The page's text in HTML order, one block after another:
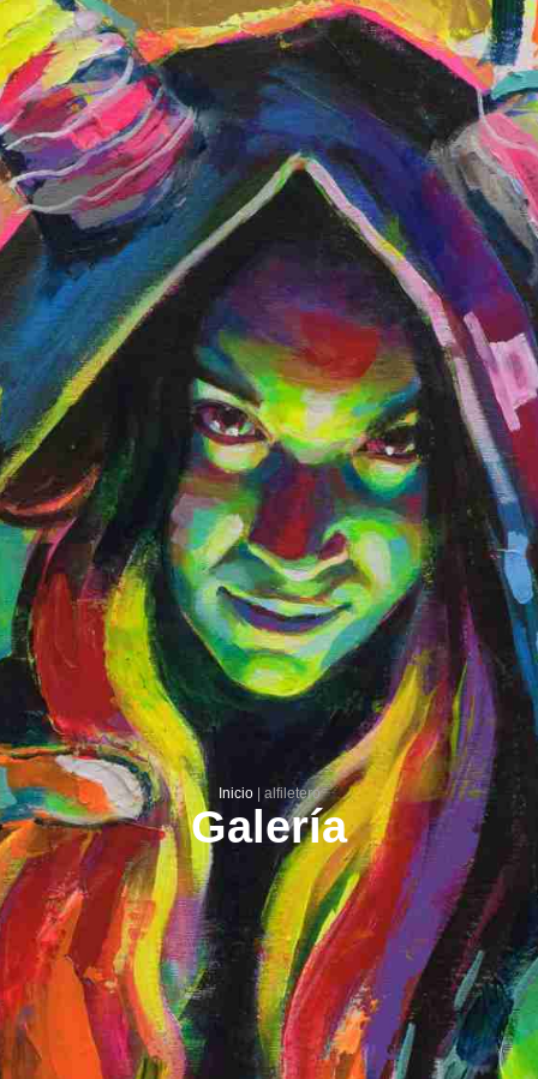
Inicio| alfiletero
Galería